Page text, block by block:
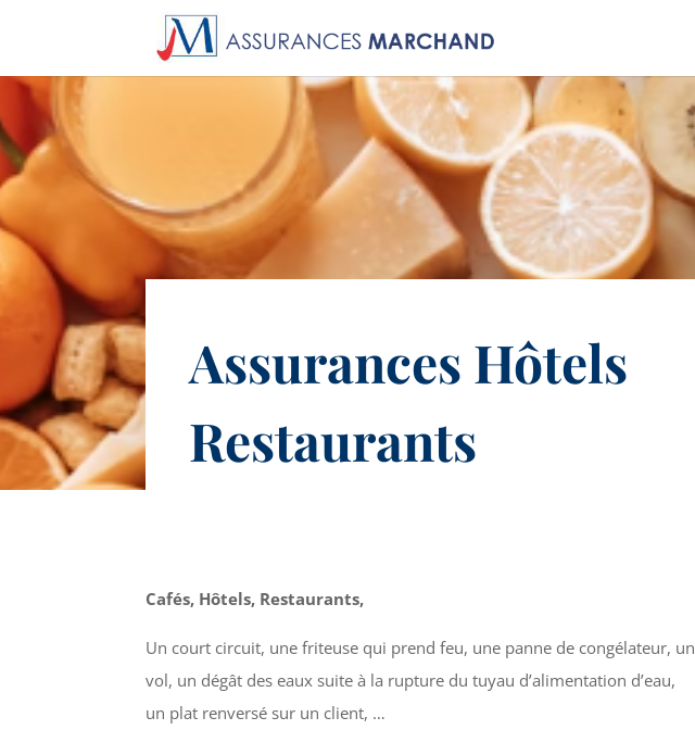
Assurances Hôtels
Restaurants
Cafés, Hôtels, Restaurants,
Un court circuit, une friteuse qui prend feu, une panne de congélateur, un
vol, un dégât des eaux suite à la rupture du tuyau d’alimentation d’eau,
un plat renversé sur un client, …